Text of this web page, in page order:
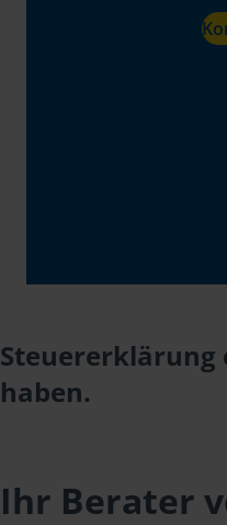
Steuererklärung
haben.
Ihr Berater